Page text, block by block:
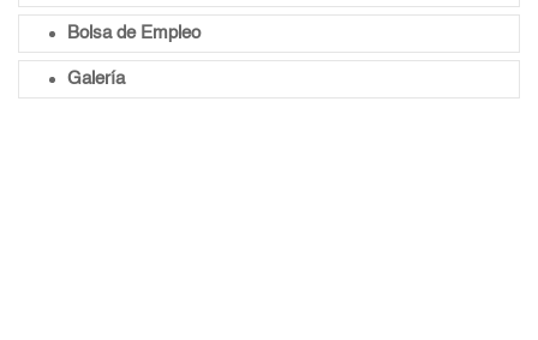
Bolsa de Empleo
Galería